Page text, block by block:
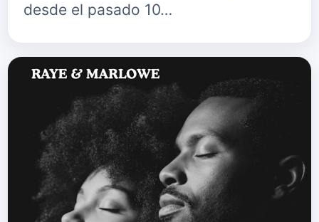
desde el pasado 10…